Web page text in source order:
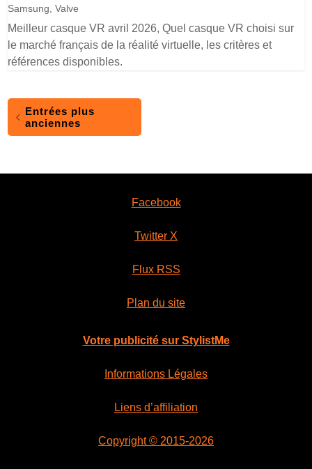
Samsung,Valve
Meilleur casque VR avril 2026, Quel casque VR choisi sur
le marché français de la réalité virtuelle, les critères et
références disponibles.
Entrées plus
anciennes
Facebook
Twitter X
Flux RSS
Plan du site
Votre publicité sur StylistMe
Informations Légales
Liens d’affiliation
Copyright © 2015-2026